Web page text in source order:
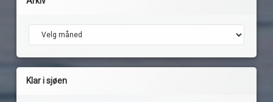
Klar i sjøen